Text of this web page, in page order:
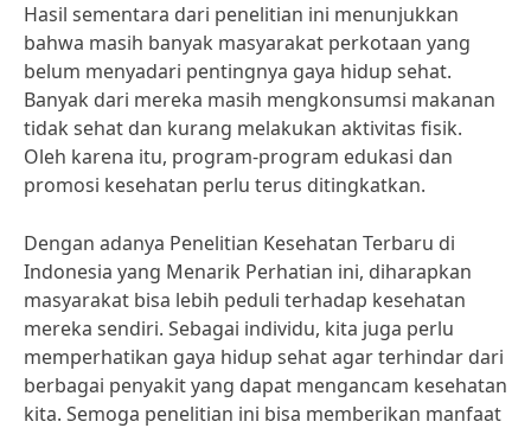
Hasil sementara dari penelitian ini menunjukkan
bahwa masih banyak masyarakat perkotaan yang
belum menyadari pentingnya gaya hidup sehat.
Banyak dari mereka masih mengkonsumsi makanan
tidak sehat dan kurang melakukan aktivitas fisik.
Oleh karena itu, program-program edukasi dan
promosi kesehatan perlu terus ditingkatkan.
Dengan adanya Penelitian Kesehatan Terbaru di
Indonesia yang Menarik Perhatian ini, diharapkan
masyarakat bisa lebih peduli terhadap kesehatan
mereka sendiri. Sebagai individu, kita juga perlu
memperhatikan gaya hidup sehat agar terhindar dari
berbagai penyakit yang dapat mengancam kesehatan
kita. Semoga penelitian ini bisa memberikan manfaat